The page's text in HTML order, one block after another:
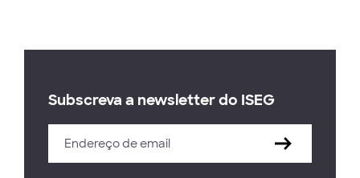
Subscreva a newsletter do ISEG